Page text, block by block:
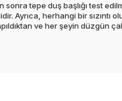
tepe duş başlığı test
Ayrıca, herhangi bir
ve her şeyin düzgün